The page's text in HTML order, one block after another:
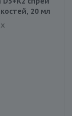
20 мл